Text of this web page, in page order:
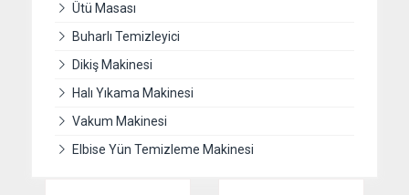
Ütü Masası
Buharlı Temizleyici
Dikiş Makinesi
Halı Yıkama Makinesi
Vakum Makinesi
Elbise Yün Temizleme Makinesi